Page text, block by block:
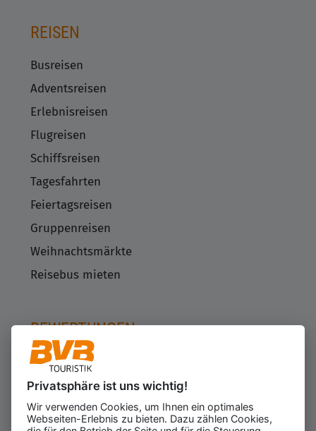
REISEN
Busreisen
Adventsreisen
Erlebnisreisen
Flugreisen
Schiffsreisen
Tagesfahrten
Feiertagsreisen
Gruppenreisen
Weihnachtsmärkte
Reisebus mieten
BEWERTUNGEN
623
für den Veranstalter
Gesamtbewertung
Privatsphäre ist uns wichtig!
Wir verwenden Cookies, um Ihnen ein optimales
Webseiten-Erlebnis zu bieten. Dazu zählen Cookies,